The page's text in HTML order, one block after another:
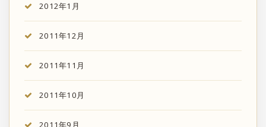
2012年1月
2011年12月
2011年11月
2011年10月
2011年9月